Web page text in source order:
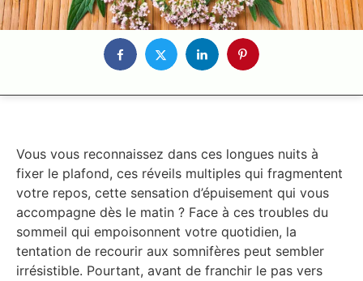
Vous vous reconnaissez dans ces longues nuits à
fixer le plafond, ces réveils multiples qui fragmentent
votre repos, cette sensation d’épuisement qui vous
accompagne dès le matin ? Face à ces troubles du
sommeil qui empoisonnent votre quotidien, la
tentation de recourir aux somnifères peut sembler
irrésistible. Pourtant, avant de franchir le pas vers